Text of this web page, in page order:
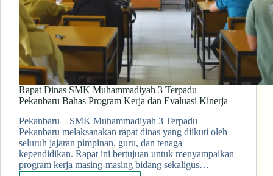
Rapat Dinas SMK Muhammadiyah 3 Terpadu
Pekanbaru Bahas Program Kerja dan Evaluasi Kinerja
Pekanbaru – SMK Muhammadiyah 3 Terpadu
Pekanbaru melaksanakan rapat dinas yang diikuti oleh
seluruh jajaran pimpinan, guru, dan tenaga
kependidikan. Rapat ini bertujuan untuk menyampaikan
program kerja masing-masing bidang sekaligus…